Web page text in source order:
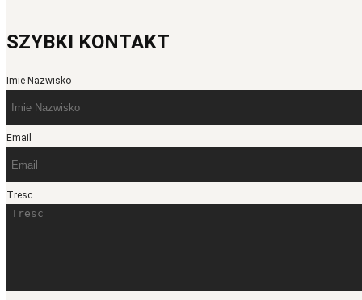
SZYBKI KONTAKT
Imie Nazwisko
Email
Tresc